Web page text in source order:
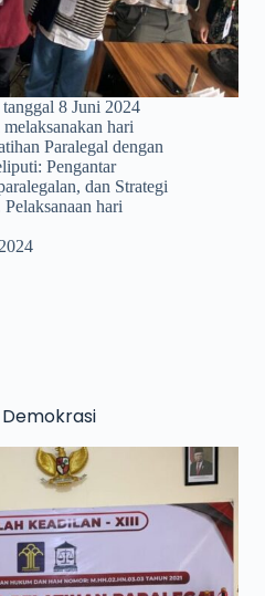
8 Juni 2024
hari
Paralegal dengan
Pengantar
dan Strategi
hari